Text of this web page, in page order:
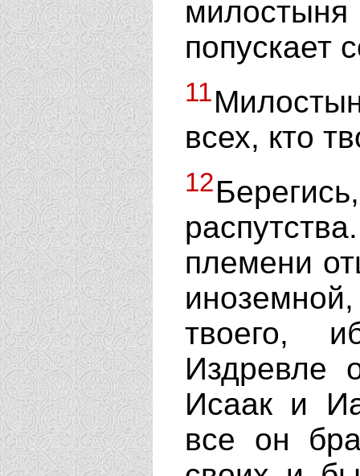
попускает
11
всех, кто
12
племени
твоего,
Издревле
Исаак и
все он